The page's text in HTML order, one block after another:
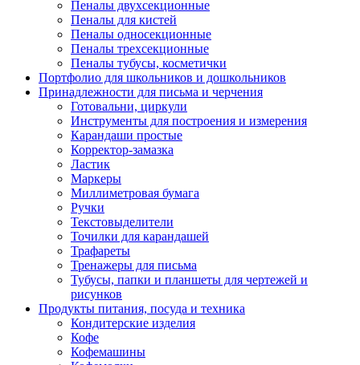
Пеналы двухсекционные
Пеналы для кистей
Пеналы односекционные
Пеналы трехсекционные
Пеналы тубусы, косметички
Портфолио для школьников и дошкольников
Принадлежности для письма и черчения
Готовальни, циркули
Инструменты для построения и измерения
Карандаши простые
Корректор-замазка
Ластик
Маркеры
Миллиметровая бумага
Ручки
Текстовыделители
Точилки для карандашей
Трафареты
Тренажеры для письма
Тубусы, папки и планшеты для чертежей и
рисунков
Продукты питания, посуда и техника
Кондитерские изделия
Кофе
Кофемашины